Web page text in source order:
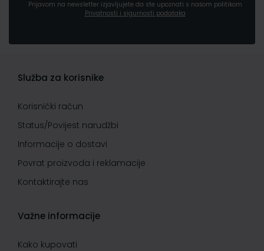
Prijavom na newsletter izjavljujete da ste upoznati s našom politikom
Privatnosti i sigurnosti podataka
Služba za korisnike
Korisnički račun
Status/Povijest narudžbi
Informacije o dostavi
Povrat proizvoda i reklamacije
Kontaktirajte nas
Važne informacije
Kako kupovati